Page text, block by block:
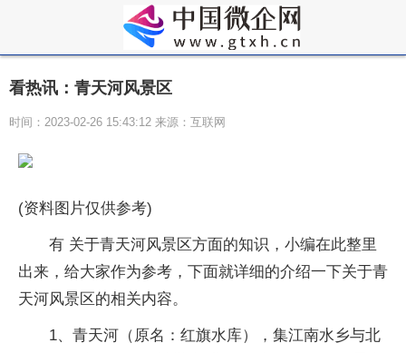
看热讯：青天河风景区
时间：2023-02-26 15:43:12 来源：互联网
(资料图片仅供参考)
有 关于青天河风景区方面的知识，小编在此整里
出来，给大家作为参考，下面就详细的介绍一下关于青
天河风景区的相关内容。
1、青天河（原名：红旗水库），集江南水乡与北